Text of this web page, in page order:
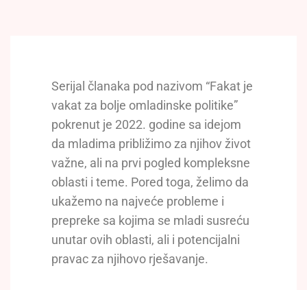
Serijal članaka pod nazivom “Fakat je
vakat za bolje omladinske politike”
pokrenut je 2022. godine sa idejom
da mladima približimo za njihov život
važne, ali na prvi pogled kompleksne
oblasti i teme. Pored toga, želimo da
ukažemo na najveće probleme i
prepreke sa kojima se mladi susreću
unutar ovih oblasti, ali i potencijalni
pravac za njihovo rješavanje.